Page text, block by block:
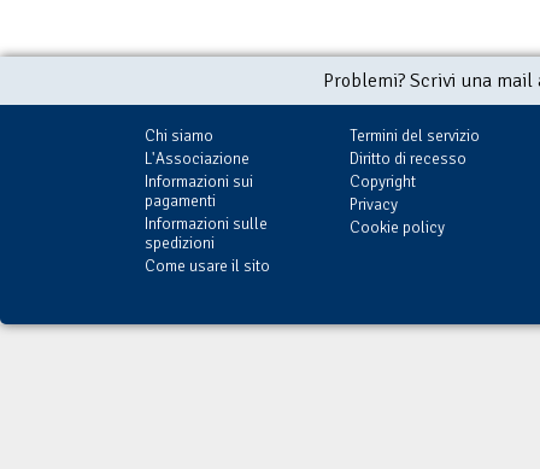
Problemi? Scrivi una
Chi siamo
L'Associazione
Informazioni sui
pagamenti
Informazioni sulle
spedizioni
Come usare il sito
Termini del servizio
Diritto di recesso
Copyright
Privacy
Cookie policy